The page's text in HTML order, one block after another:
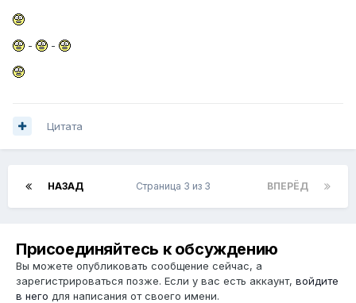
- -
Цитата
НАЗАД ВПЕРЁД
Страница 3 из 3
Присоединяйтесь к обсуждению
Вы можете опубликовать сообщение сейчас, а
зарегистрироваться позже. Если у вас есть аккаунт, войдите
в него для написания от своего имени.